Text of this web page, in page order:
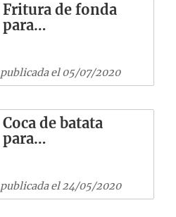
Fritura de fonda
para…
publicada el 05/07/2020
Coca de batata
para…
publicada el 24/05/2020